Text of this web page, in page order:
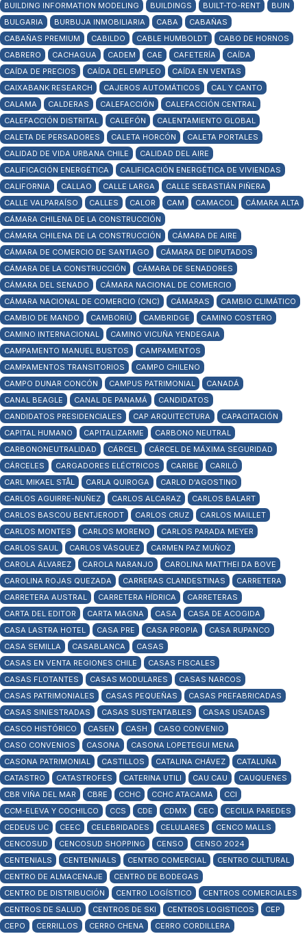
BUILDING INFORMATION MODELING
BUILDINGS BUILT-TO-RENT
BUIN
BULGARIA
BURBUJA INMOBILIARIA CABA
CABAÑAS
CABAÑAS PREMIUM
CABILDO CABLE HUMBOLDT
CABO DE HORNOS
CABRERO
CACHAGUA CADEM CAE CAFETERÍA
CAÍDA
CAÍDA DE PRECIOS
CAÍDA DEL EMPLEO
CAÍDA EN VENTAS
CAIXABANK RESEARCH
CAJEROS AUTOMÁTICOS
CAL Y CANTO
CALAMA
CALDERAS CALEFACCIÓN
CALEFACCIÓN CENTRAL
CALEFACCIÓN DISTRITAL
CALEFÓN
CALENTAMIENTO GLOBAL
CALETA DE PERSADORES
CALETA HORCÓN
CALETA PORTALES
CALIDAD DE VIDA URBANA CHILE
CALIDAD DEL AIRE
CALIFICACIÓN ENERGÉTICA
CALIFICACIÓN ENERGÉTICA DE VIVIENDAS
CALIFORNIA
CALLAO CALLE LARGA
CALLE SEBASTIÁN PIÑERA
CALLE VALPARAÍSO
CALLES CALOR CAM CAMACOL
CÁMARA ALTA
CÁMARA CHILENA DE LA CONSTRUCCIÓN
CÁMARA CHILENA DE LA CONSTRUCCIÓN
CÁMARA DE AIRE
CÁMARA DE COMERCIO DE SANTIAGO
CÁMARA DE DIPUTADOS
CÁMARA DE LA CONSTRUCCIÓN
CÁMARA DE SENADORES
CÁMARA DEL SENADO
CÁMARA NACIONAL DE COMERCIO
CÁMARA NACIONAL DE COMERCIO (CNC)
CÁMARAS
CAMBIO CLIMÁTICO
CAMBIO DE MANDO
CAMBORIÚ CAMBRIDGE
CAMINO COSTERO
CAMINO INTERNACIONAL
CAMINO VICUÑA YENDEGAIA
CAMPAMENTO MANUEL BUSTOS
CAMPAMENTOS
CAMPAMENTOS TRANSITORIOS
CAMPO CHILENO
CAMPO DUNAR CONCÓN
CAMPUS PATRIMONIAL
CANADÁ
CANAL BEAGLE
CANAL DE PANAMÁ
CANDIDATOS
CANDIDATOS PRESIDENCIALES
CAP ARQUITECTURA
CAPACITACIÓN
CAPITAL HUMANO
CAPITALIZARME
CARBONO NEUTRAL
CARBONONEUTRALIDAD
CÁRCEL
CÁRCEL DE MÁXIMA SEGURIDAD
CÁRCELES
CARGADORES ELÉCTRICOS CARIBE
CARILÓ
CARL MIKAEL STÅL
CARLA QUIROGA
CARLO D'AGOSTINO
CARLOS AGUIRRE-NUÑEZ
CARLOS ALCARAZ
CARLOS BALART
CARLOS BASCOU BENTJERODT
CARLOS CRUZ
CARLOS MAILLET
CARLOS MONTES
CARLOS MORENO
CARLOS PARADA MEYER
CARLOS SAUL
CARLOS VÁSQUEZ
CARMEN PAZ MUÑOZ
CAROLA ÁLVAREZ
CAROLA NARANJO
CAROLINA MATTHEI DA BOVE
CAROLINA ROJAS QUEZADA
CARRERAS CLANDESTINAS
CARRETERA
CARRETERA AUSTRAL
CARRETERA HÍDRICA
CARRETERAS
CARTA DEL EDITOR
CARTA MAGNA CASA
CASA DE ACOGIDA
CASA LASTRA HOTEL
CASA PRE CASA PROPIA
CASA RUPANCO
CASA SEMILLA
CASABLANCA
CASAS
CASAS EN VENTA REGIONES CHILE
CASAS FISCALES
CASAS FLOTANTES
CASAS MODULARES
CASAS NARCOS
CASAS PATRIMONIALES
CASAS PEQUEÑAS
CASAS PREFABRICADAS
CASAS SINIESTRADAS
CASAS SUSTENTABLES
CASAS USADAS
CASCO HISTÓRICO
CASEN CASH
CASO CONVENIO
CASO CONVENIOS
CASONA
CASONA LOPETEGUI MENA
CASONA PATRIMONIAL
CASTILLOS CATALINA CHÁVEZ
CATALUÑA
CATASTRO
CATASTROFES CATERINA UTILI CAU CAU
CAUQUENES
CBR VIÑA DEL MAR
CBRE CCHC CCHC ATACAMA
CCI
CCM-ELEVA Y COCHILCO
CCS CDE CDMX CEC
CECILIA PAREDES
CEDEUS UC
CEEC CELEBRIDADES CELULARES
CENCO MALLS
CENCOSUD
CENCOSUD SHOPPING CENSO
CENSO 2024
CENTENIALS
CENTENNIALS CENTRO COMERCIAL
CENTRO CULTURAL
CENTRO DE ALMACENAJE
CENTRO DE BODEGAS
CENTRO DE DISTRIBUCIÓN
CENTRO LOGÍSTICO
CENTROS COMERCIALES
CENTROS DE SALUD
CENTROS DE SKI CENTROS LOGISTICOS
CEP
CEPO
CERRILLOS CERRO CHENA
CERRO CORDILLERA